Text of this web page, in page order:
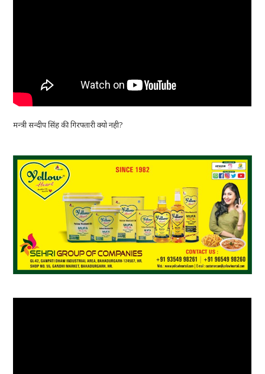
मन्त्री सन्दीप सिंह की गिरफ्तारी क्यो नही?